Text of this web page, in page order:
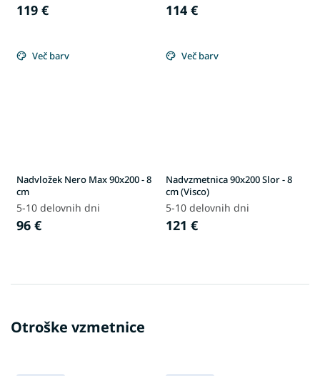
119 € 114 €
Več barv
Nadvložek Nero Max 90x200 - 8
cm
5-10 delovnih dni
96 €
Več barv
Nadvzmetnica 90x200 Slor - 8
cm (Visco)
5-10 delovnih dni
121 €
Otroške vzmetnice